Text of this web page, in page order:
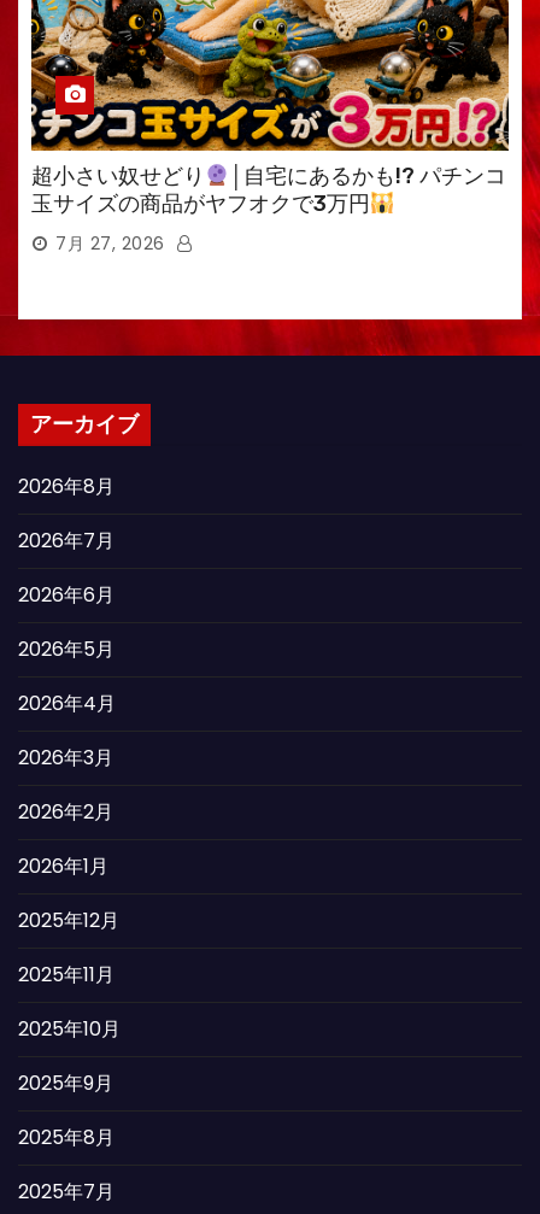
超小さい奴せどり
│自宅にあるかも!? パチンコ
玉サイズの商品がヤフオクで3万円
7月 27, 2026
アーカイブ
2026年8月
2026年7月
2026年6月
2026年5月
2026年4月
2026年3月
2026年2月
2026年1月
2025年12月
2025年11月
2025年10月
2025年9月
2025年8月
2025年7月